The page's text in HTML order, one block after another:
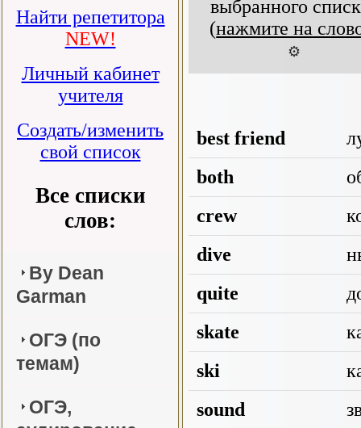
Найти репетитора
NEW!
Личный кабинет
учителя
Создать/изменить
свой список
Все списки
слов:
By Dean
Garman
ОГЭ (по
темам)
ОГЭ,
выбранного
(нажмите на
⚙️
best friend
both
crew
dive
quite
skate
ski
sound